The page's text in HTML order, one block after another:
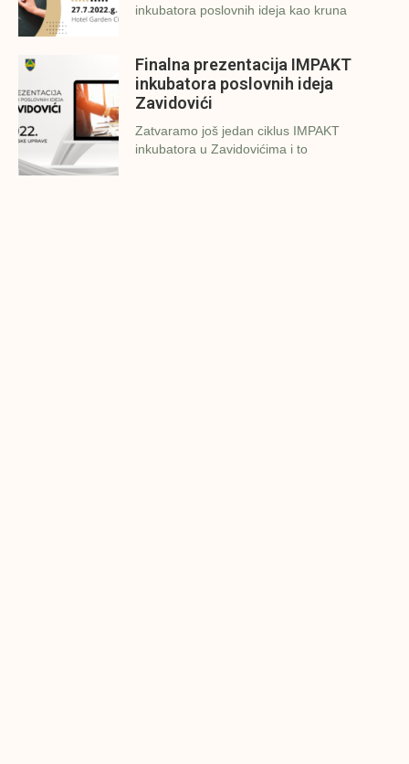
inkubatora poslovnih ideja kao kruna
Finalna prezentacija IMPAKT
inkubatora poslovnih ideja
Zavidovići
Zatvaramo još jedan ciklus IMPAKT
inkubatora u Zavidovićima i to